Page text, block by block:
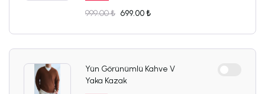
999.00 ₺ 699.00 ₺
Yün Görünümlü Kahve V
Yaka Kazak